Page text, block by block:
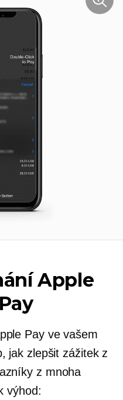
Apple
Pay ve vašem
jak zlepšit zážitek z
z mnoha
výhod: